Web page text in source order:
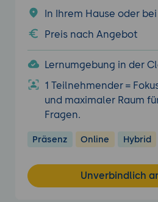
In Ihrem Hause oder
Preis nach Angebot
Lernumgebung in der
1 Teilnehmender =
und maximaler Raum
Fragen.
Präsenz Online Hybrid
Unverbindlich